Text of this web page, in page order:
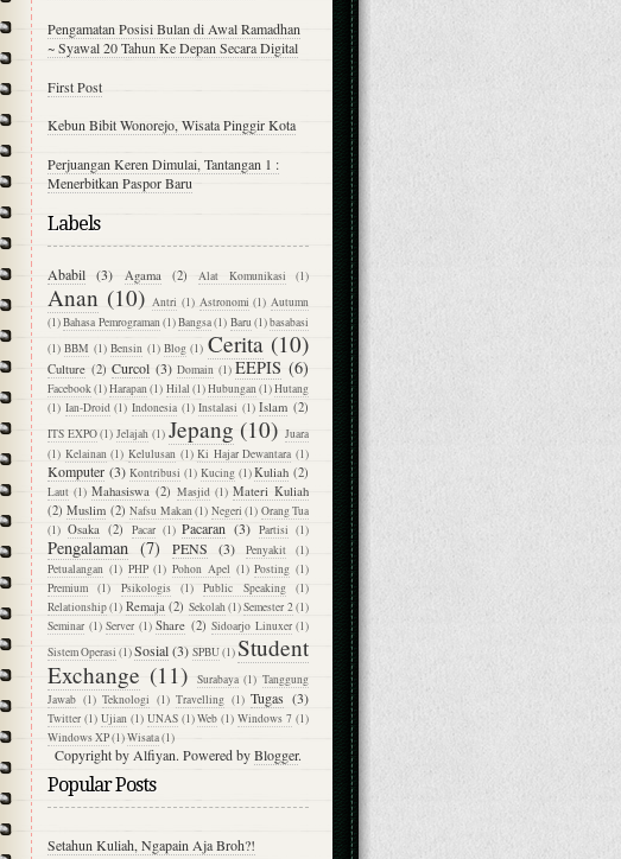
Pengamatan Posisi Bulan di Awal Ramadhan
~ Syawal 20 Tahun Ke Depan Secara Digital
First Post
Kebun Bibit Wonorejo, Wisata Pinggir Kota
Perjuangan Keren Dimulai, Tantangan 1 :
Menerbitkan Paspor Baru
Labels
Ababil (3) Agama (2) Alat Komunikasi (1)
Anan (10) Antri (1) Astronomi (1) Autumn
(1)Bahasa Pemrograman (1)Bangsa(1) Baru (1)basabasi
(1) BBM (1) Bensin (1) Blog (1) Cerita (10)
Culture (2) Curcol (3) Domain (1) EEPIS (6)
Facebook (1)Harapan (1) Hilal (1)Hubungan (1)Hutang
(1) Ian-Droid (1) Indonesia (1) Instalasi (1) Islam (2)
ITS EXPO (1) Jelajah (1) Jepang (10) Juara
(1) Kelainan (1) Kelulusan (1) Ki Hajar Dewantara (1)
Komputer (3) Kontribusi (1) Kucing (1) Kuliah (2)
Laut (1) Mahasiswa (2) Masjid (1) Materi Kuliah
(2) Muslim (2) Nafsu Makan (1) Negeri (1) Orang Tua
(1) Osaka (2) Pacar (1) Pacaran (3) Partisi (1)
Pengalaman (7) PENS (3) Penyakit
(1)
Petualangan (1) PHP (1) Pohon Apel (1) Posting (1)
Premium
(1) Psikologis (1) Public Speaking
(1)
Relationship(1) Remaja (2) Sekolah (1)Semester 2 (1)
Seminar (1) Server (1) Share (2) Sidoarjo Linuxer (1)
Sistem Operasi (1)Sosial(3) SPBU(1)Student
Exchange (11) Surabaya (1) Tanggung
Jawab (1) Teknologi (1) Travelling (1) Tugas (3)
Twitter (1) Ujian (1) UNAS (1) Web (1) Windows 7 (1)
Windows XP(1)Wisata(1)
Copyright by Alfiyan. Powered byBlogger.
Popular Posts
Setahun Kuliah, Ngapain Aja Broh?!